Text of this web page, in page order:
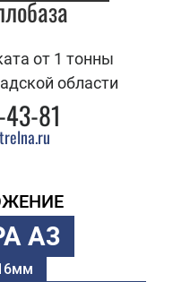
от 1 тонны
области
81
А3